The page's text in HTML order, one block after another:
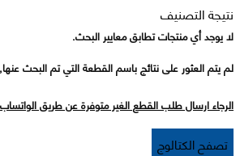
نتيجة التصنيف
لا يوجد أي منتجات تطابق معايير البحث.
لم يتم العثور على نتائج باسم القطعة التي تم البحث
الرجاء ارسال طلب القطع الغير متوفرة عن طريق الواتساب
تصفح الكتالوج